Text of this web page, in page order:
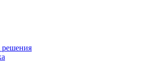
решения